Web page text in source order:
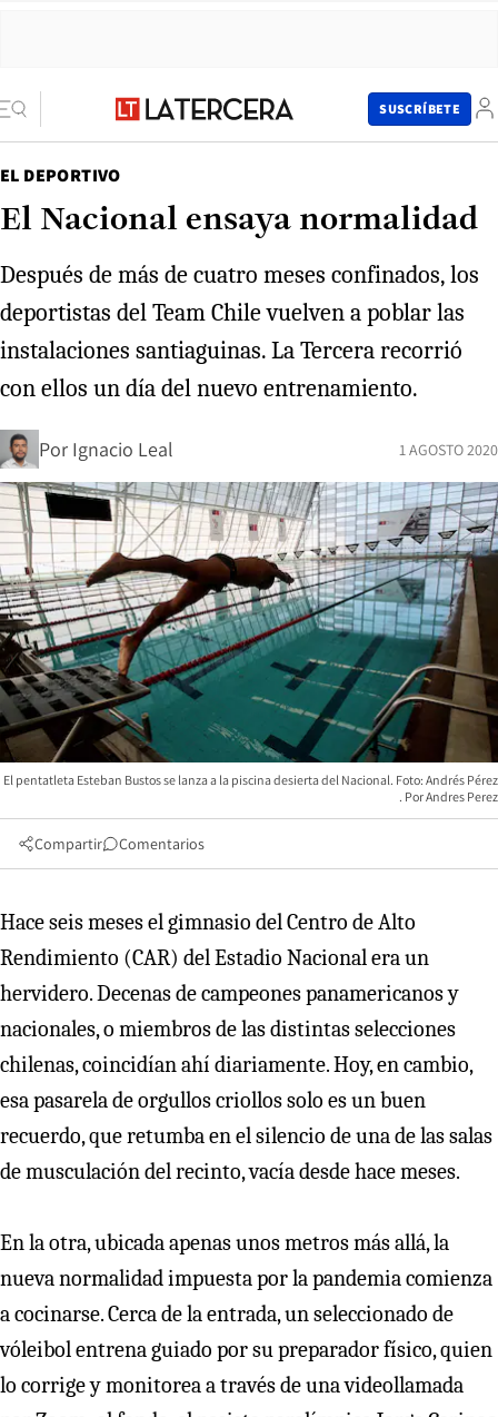
SUSCRÍBETE
EL DEPORTIVO
El Nacional ensaya normalidad
Después de más de cuatro meses confinados, los
deportistas del Team Chile vuelven a poblar las
instalaciones santiaguinas. La Tercera recorrió
con ellos un día del nuevo entrenamiento.
Por Ignacio Leal 1 AGOSTO 2020
El pentatleta Esteban Bustos se lanza a la piscina desierta del Nacional. Foto: Andrés Pérez
Andres Perez
Compartir Comentarios
Hace seis meses el gimnasio del Centro de Alto
Rendimiento (CAR) del Estadio Nacional era un
hervidero. Decenas de campeones panamericanos y
nacionales, o miembros de las distintas selecciones
chilenas, coincidían ahí diariamente. Hoy, en cambio,
esa pasarela de orgullos criollos solo es un buen
recuerdo, que retumba en el silencio de una de las salas
de musculación del recinto, vacía desde hace meses.
En la otra, ubicada apenas unos metros más allá, la
nueva normalidad impuesta por la pandemia comienza
a cocinarse. Cerca de la entrada, un seleccionado de
vóleibol entrena guiado por su preparador físico, quien
lo corrige y monitorea a través de una videollamada